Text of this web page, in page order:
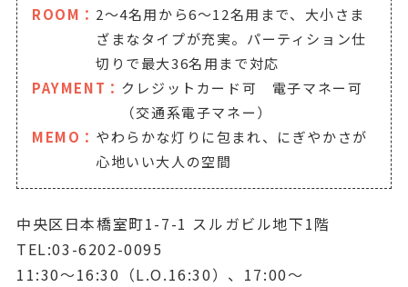
ROOM： 2～4名用から6～12名用まで、大小さま
ざまなタイプが充実。パーティション仕
切りで最大36名用まで対応
PAYMENT： クレジットカード可 電子マネー可
（交通系電子マネー）
MEMO： やわらかな灯りに包まれ、にぎやかさが
心地いい大人の空間
中央区日本橋室町1-7-1 スルガビル地下1階
TEL:03-6202-0095
11:30～16:30（L.O.16:30）、17:00～